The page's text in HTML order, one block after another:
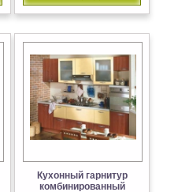
Кухонный гарнитур
комбинированный